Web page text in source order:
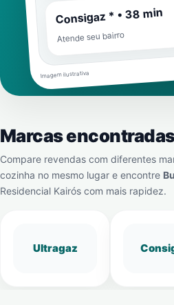
Consigaz * • 38 min
Atende seu bairro
Imagem ilustrativa
Marcas
Compare revendas com diferentes
cozinha no mesmo lugar e encontre
Residencial Kairós com mais rapidez.
Ultragaz